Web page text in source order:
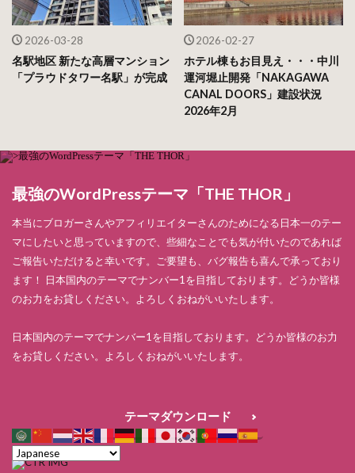
2026-03-28
名駅地区 新たな高層マンション
「プラウドタワー名駅」が完成
2026-02-27
ホテル棟もお目見え・・・中川
運河堀止開発「NAKAGAWA
CANAL DOORS」建設状況
2026年2月
最強のWordPressテーマ「THE THOR」
本当にブロガーさんやアフィリエイターさんのためになる日本一のテー
マにしたいと思っていますので、些細なことでも気が付いたのであれば
ご報告いただけると幸いです。ご要望も、バグ報告も喜んで承っており
ます！ 日本国内のテーマでナンバー1を目指しております。どうか皆様
のお力をお貸しください。よろしくおねがいいたします。
日本国内のテーマでナンバー1を目指しております。どうか皆様のお力
をお貸しください。よろしくおねがいいたします。
テーマダウンロード